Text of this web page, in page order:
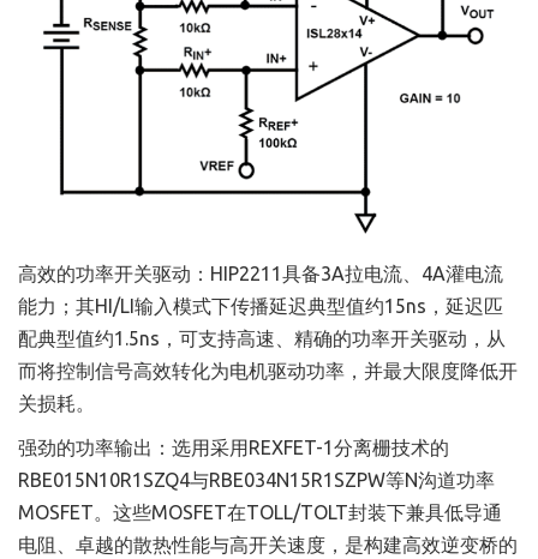
高效的功率开关驱动：HIP2211具备3A拉电流、4A灌电流
能力；其HI/LI输入模式下传播延迟典型值约15ns，延迟匹
配典型值约1.5ns，可支持高速、精确的功率开关驱动，从
而将控制信号高效转化为电机驱动功率，并最大限度降低开
关损耗。
强劲的功率输出：选用采用REXFET-1分离栅技术的
RBE015N10R1SZQ4与RBE034N15R1SZPW等N沟道功率
MOSFET。这些MOSFET在TOLL/TOLT封装下兼具低导通
电阻、卓越的散热性能与高开关速度，是构建高效逆变桥的